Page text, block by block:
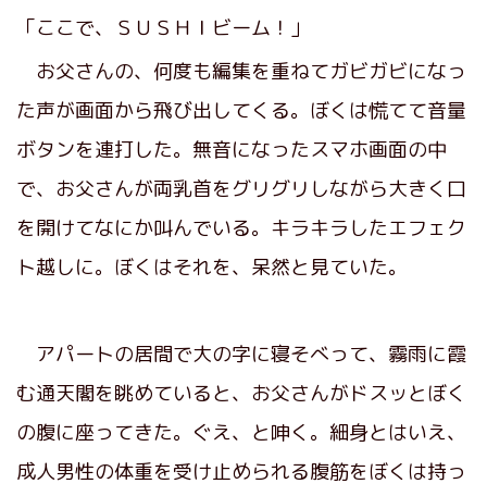
「ここで、ＳＵＳＨＩビーム！」
お父さんの、何度も編集を重ねてガビガビになっ
た声が画面から飛び出してくる。ぼくは慌てて音量
ボタンを連打した。無音になったスマホ画面の中
で、お父さんが両乳首をグリグリしながら大きく口
を開けてなにか叫んでいる。キラキラしたエフェク
ト越しに。ぼくはそれを、呆然と見ていた。
アパートの居間で大の字に寝そべって、霧雨に霞
む通天閣を眺めていると、お父さんがドスッとぼく
の腹に座ってきた。ぐえ、と呻く。細身とはいえ、
成人男性の体重を受け止められる腹筋をぼくは持っ